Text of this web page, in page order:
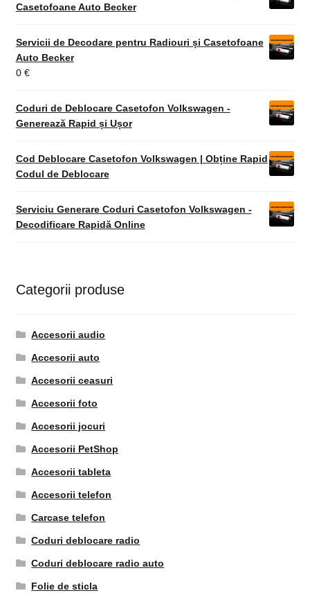
Casetofoane Auto Becker
Servicii de Decodare pentru Radiouri și Casetofoane
Auto Becker
0 €
Coduri de Deblocare Casetofon Volkswagen -
Generează Rapid și Ușor
Cod Deblocare Casetofon Volkswagen | Obține Rapid
Codul de Deblocare
Serviciu Generare Coduri Casetofon Volkswagen -
Decodificare Rapidă Online
Categorii produse
Accesorii audio
Accesorii auto
Accesorii ceasuri
Accesorii foto
Accesorii jocuri
Accesorii PetShop
Accesorii tableta
Accesorii telefon
Carcase telefon
Coduri deblocare radio
Coduri deblocare radio auto
Folie de sticla